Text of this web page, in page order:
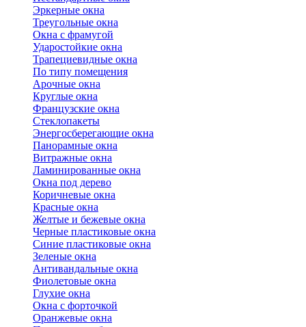
Эркерные окна
Треугольные окна
Окна с фрамугой
Ударостойкие окна
Трапециевидные окна
По типу помещения
Арочные окна
Круглые окна
Французские окна
Стеклопакеты
Энергосберегающие окна
Панорамные окна
Витражные окна
Ламинированные окна
Окна под дерево
Коричневые окна
Красные окна
Желтые и бежевые окна
Черные пластиковые окна
Синие пластиковые окна
Зеленые окна
Антивандальные окна
Фиолетовые окна
Глухие окна
Окна с форточкой
Оранжевые окна